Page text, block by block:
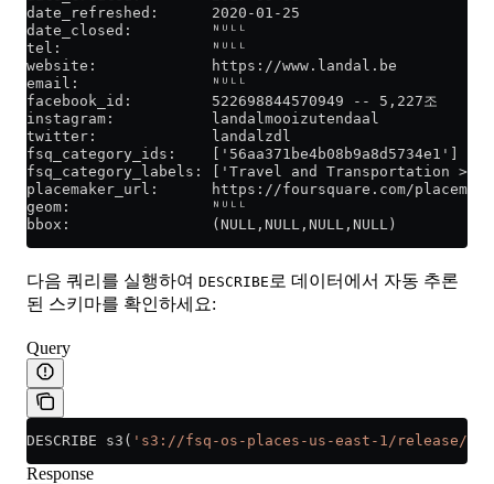
date_refreshed:      2020-01-25
date_closed:         ᴺᵁᴸᴸ
tel:                 ᴺᵁᴸᴸ
website:             https://www.landal.be
email:               ᴺᵁᴸᴸ
facebook_id:         522698844570949 -- 5,227조
instagram:           landalmooizutendaal
twitter:             landalzdl
fsq_category_ids:    ['56aa371be4b08b9a8d5734e1']
fsq_category_labels: ['Travel and Transportation >
placemaker_url:      https://foursquare.com/
geom:                ᴺᵁᴸᴸ
bbox:                (NULL,NULL,NULL,NULL)
다음 쿼리를 실행하여 DESCRIBE 로 데이터에서 자동 추론
된 스키마를 확인하세요:
Query
DESCRIBE s3( 's3://fsq-os-places-us-east-1/release/
Response